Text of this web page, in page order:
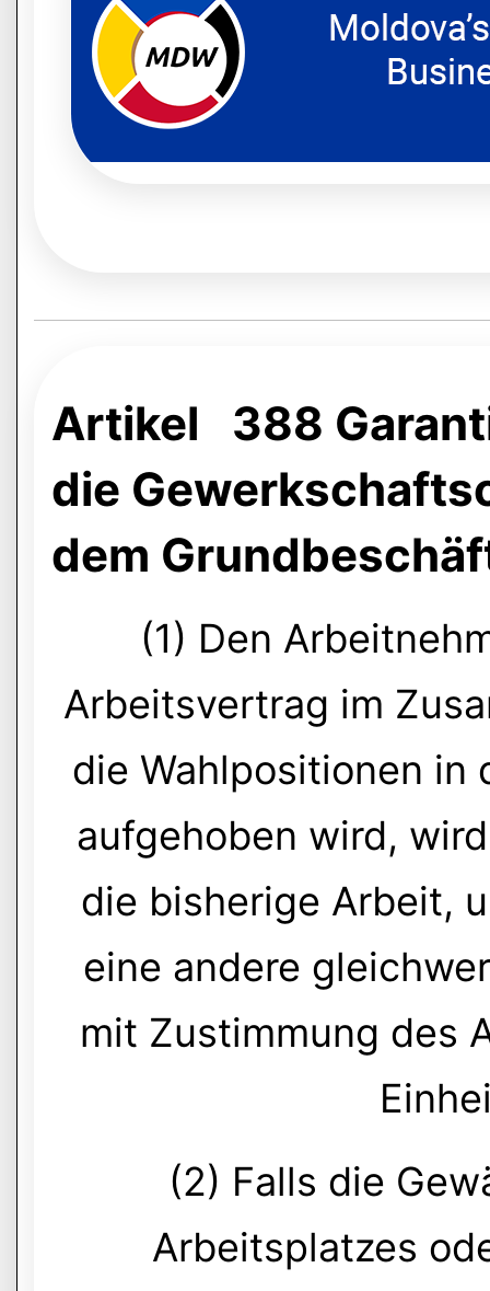
Artikel 388
die
dem
(1) Den
Arbeitsvertrag im
die Wahlpositionen in
aufgehoben wird,
die bisherige Arbeit,
eine andere
mit Zustimmung des
(2) Falls die
Arbeitsplatzes